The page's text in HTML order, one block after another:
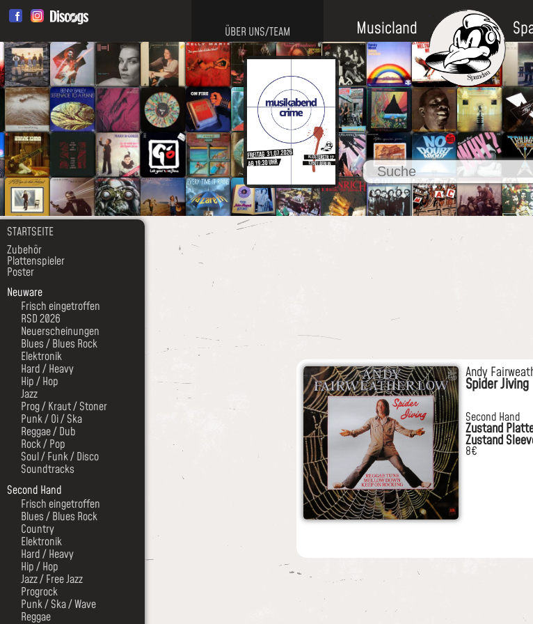
ÜBER UNS/TEAM Musicland
STARTSEITE
Zubehör
Plattenspieler
Poster
Neuware
Frisch eingetroffen
RSD 2026
Neuerscheinungen
Blues / Blues Rock
Elektronik
Hard / Heavy
Hip / Hop
Jazz
Prog / Kraut / Stoner
Punk / Oi / Ska
Reggae / Dub
Rock / Pop
Soul / Funk / Disco
Soundtracks
Second Hand
Frisch eingetroffen
Blues / Blues Rock
Country
Elektronik
Hard / Heavy
Hip / Hop
Jazz / Free Jazz
Progrock
Punk / Ska / Wave
Reggae
Andy
Spider Jiving
Second Hand
Zustand
Zustand
8€